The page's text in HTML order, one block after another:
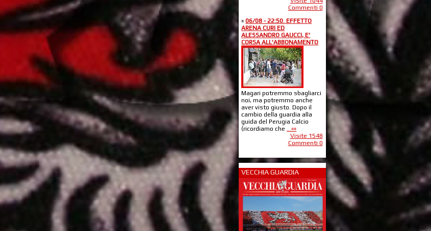
Commenti 0
»06/08 - 22:50. EFFETTO
ARENA CURI ED
ALESSANDRO GAUCCI, E'
CORSA ALL'ABBONAMENTO
Magari potremmo sbagliarci
noi, ma potremmo anche
aver visto giusto. Dopo il
cambio della guardia alla
guida del Perugia Calcio
(ricordiamo che
...»»
Visite 1548
Commenti 0
VECCHIA GUARDIA